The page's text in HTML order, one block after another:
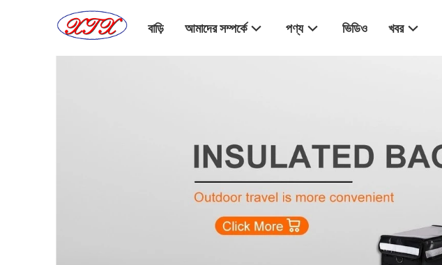
বাড়ি আমাদের সম্পর্কে পণ্য ভিডিও খবর